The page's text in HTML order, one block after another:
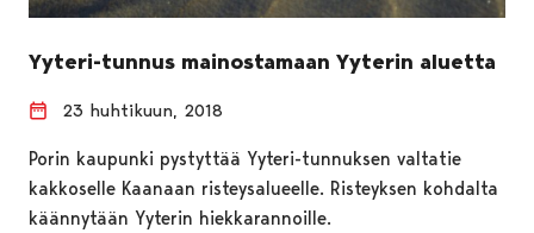
Yyteri-tunnus mainostamaan Yyterin aluetta
23 huhtikuun, 2018
Porin kaupunki pystyttää Yyteri-tunnuksen valtatie
kakkoselle Kaanaan risteysalueelle. Risteyksen kohdalta
käännytään Yyterin hiekkarannoille.